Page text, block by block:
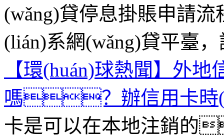
(wǎng)貸停息掛賬申請
(lián)系網(wǎng)貸平臺
【環(huán)球熱聞】外
嗎？辦信用卡時
卡是可以在本地注銷的